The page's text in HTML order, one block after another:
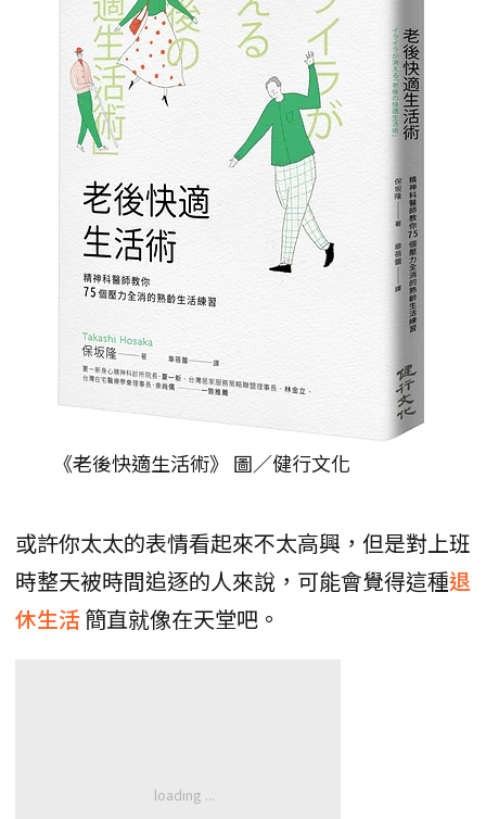
《老後快適生活術》 圖／健行文化
或許你太太的表情看起來不太高興，但是對上班
時整天被時間追逐的人來說，可能會覺得這種退
休生活簡直就像在天堂吧。